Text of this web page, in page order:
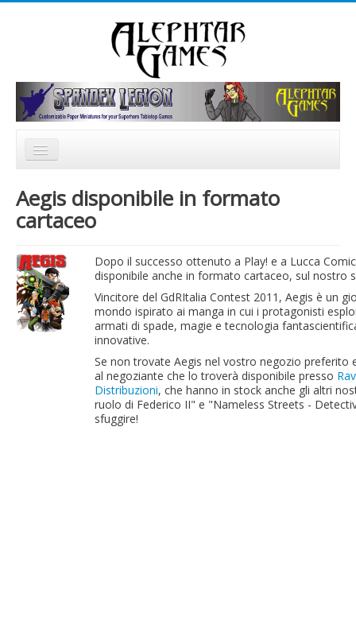
Nouvelles
Forum
Aegis disponibile in formato
cartaceo
Dopo il successo ottenuto a Play! e a Lucca
disponibile anche in formato cartaceo, sul nostro
Vincitore del GdRItalia Contest 2011, Aegis è un
mondo ispirato ai manga in cui i protagonisti
armati di spade, magie e tecnologia
innovative.
Se non trovate Aegis nel vostro negozio
al negoziante che lo troverà disponibile presso
Distribuzioni, che hanno in stock anche gli altri
ruolo di Federico II" e "Nameless Streets -
sfuggire!